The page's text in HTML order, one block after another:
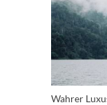
Wahrer